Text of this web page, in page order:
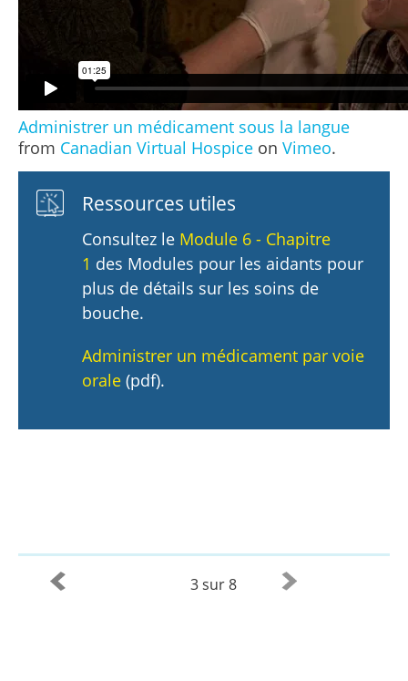
Administrer un médicament sous la langue
from Canadian Virtual Hospice on Vimeo.
Ressources utiles
Consultez le Module 6 - Chapitre
1 des Modules pour les aidants pour
plus de détails sur les soins de
bouche.
Administrer un médicament par voie
orale (pdf).
3 sur 8